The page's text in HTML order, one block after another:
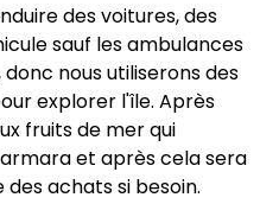
des voitures, des
sauf les ambulances
nous utiliserons des
explorer l'île. Après
fruits de mer qui
et après cela sera
achats si besoin.